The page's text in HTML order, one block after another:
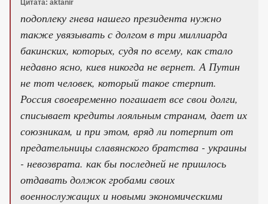
Цитата: aktanir
подоплеку гнева нашего президента нужно
также увязывать с долгом в три миллиарда
бакинских, которых, судя по всему, как стало
недавно ясно, киев никогда не вернет. А Путин
не тот человек, который такое стерпит.
Россия своевременно погашает все свои долги,
списывает кредиты лояльным странам, дает их
союзникам, и при этом, вряд ли потерпит от
предательницы славянского братства - украины
- невозврата. как бы последней не пришлось
отдавать должок гробами своих
военнослужащих и новыми экономическими